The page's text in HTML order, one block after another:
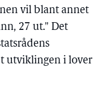
vil blant annet
27 ut." Det
utviklingen i lover